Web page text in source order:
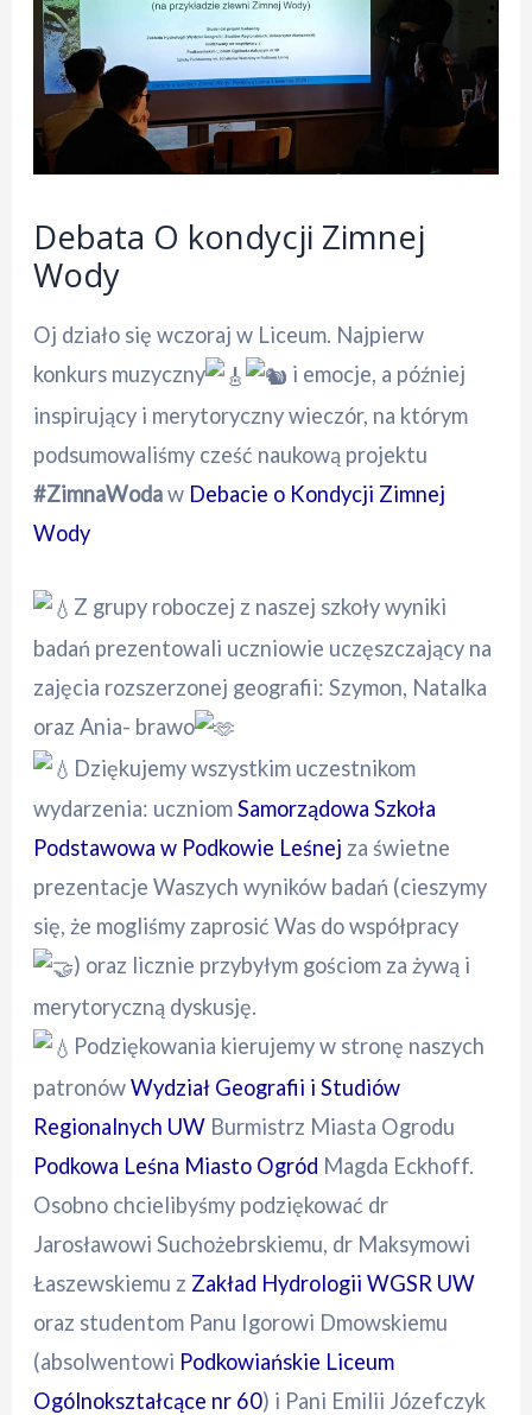
Debata O kondycji Zimnej
Wody
Oj działo się wczoraj w Liceum. Najpierw
konkurs muzyczny
i emocje, a później
inspirujący i merytoryczny wieczór, na którym
podsumowaliśmy cześć naukową projektu
#ZimnaWodaw Debacie o Kondycji Zimnej
Wody
Z grupy roboczej z naszej szkoły wyniki
badań prezentowali uczniowie uczęszczający na
zajęcia rozszerzonej geografii: Szymon, Natalka
oraz Ania- brawo
Dziękujemy wszystkim uczestnikom
wydarzenia: uczniomSamorządowa Szkoła
Podstawowa w Podkowie Leśnej za świetne
prezentacje Waszych wyników badań (cieszymy
się, że mogliśmy zaprosić Was do współpracy
) oraz licznie przybyłym gościom za żywą i
merytoryczną dyskusję.
Podziękowania kierujemy w stronę naszych
patronówWydział Geografii i Studiów
Regionalnych UW Burmistrz Miasta Ogrodu
Podkowa Leśna Miasto Ogród Magda Eckhoff.
Osobno chcielibyśmy podziękować dr
Jarosławowi Suchożebrskiemu, dr Maksymowi
Łaszewskiemu z Zakład Hydrologii WGSR UW
oraz studentom Panu Igorowi Dmowskiemu
(absolwentowi Podkowiańskie Liceum
Ogólnokształcące nr 60) i Pani Emilii Józefczyk